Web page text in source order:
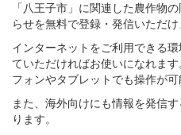
「八王子市」に関連した農作物
らせを無料で登録・発信いただけ
インターネットをご利用できる
ていただければお使いになれま
フォンやタブレットでも操作が可
また、海外向けにも情報を発信
ります。